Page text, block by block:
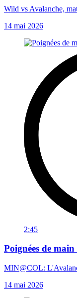
Wild vs Avalanche,
14 mai 2026
2:45
Poignées de
MIN@COL:
14 mai 2026